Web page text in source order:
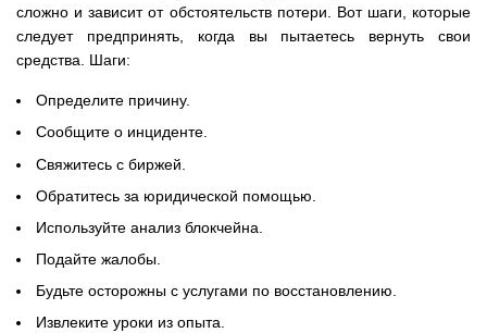
сложно и зависит от обстоятельств потери. Вот шаги, которые
следует предпринять, когда вы пытаетесь вернуть свои
средства. Шаги:
Определите причину.
Сообщите о инциденте.
Свяжитесь с биржей.
Обратитесь за юридической помощью.
Используйте анализ блокчейна.
Подайте жалобы.
Будьте осторожны с услугами по восстановлению.
Извлеките уроки из опыта.